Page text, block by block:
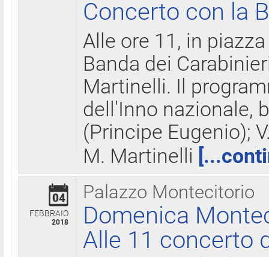
Concerto con la
Alle ore 11, in
Banda dei
Martinelli. Il
dell'Inno nazionale,
(Principe Eugenio);
M. Martinelli
Palazzo Montecitorio
04
FEBBRAIO
2018
Domenica
Alle 11 concerto